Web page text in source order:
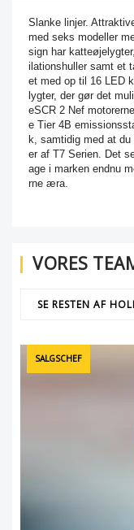
Slanke linjer.
med seks modeller
sign har
ilationshuller samt et
et med op til 16 LED
lygter, der gør det
eSCR 2 Nef
e Tier 4B
k, samtidig med at
er af T7 Serien. Det
age i marken endnu
rne æra.
VORES
SE RESTEN AF
SALGSCHEF